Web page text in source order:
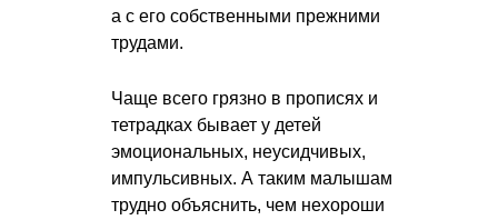
а с его собственными прежними
трудами.
Чаще всего грязно в прописях и
тетрадках бывает у детей
эмоциональных, неусидчивых,
импульсивных. А таким малышам
трудно объяснить, чем нехороши